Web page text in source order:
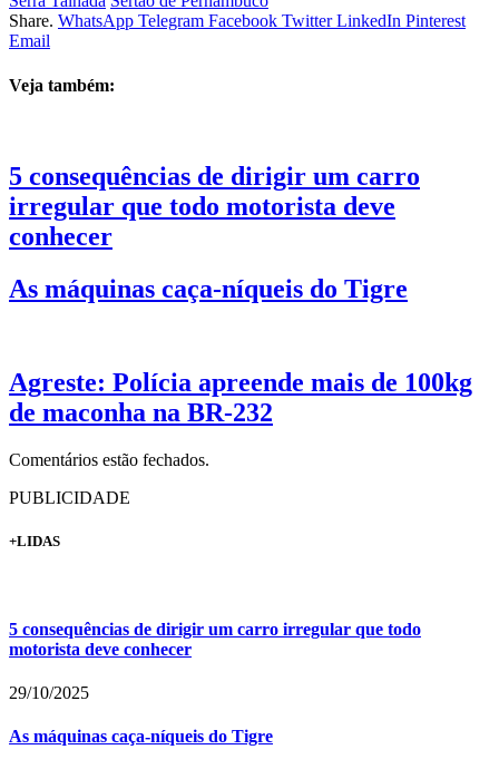
Share. WhatsApp Telegram Facebook Twitter LinkedIn Pinterest
Email
Veja também:
5 consequências de dirigir um carro
irregular que todo motorista deve
conhecer
As máquinas caça-níqueis do Tigre
Agreste: Polícia apreende mais de 100kg
de maconha na BR-232
Comentários estão fechados.
PUBLICIDADE
+LIDAS
5 consequências de dirigir um carro irregular que todo
motorista deve conhecer
29/10/2025
As máquinas caça-níqueis do Tigre